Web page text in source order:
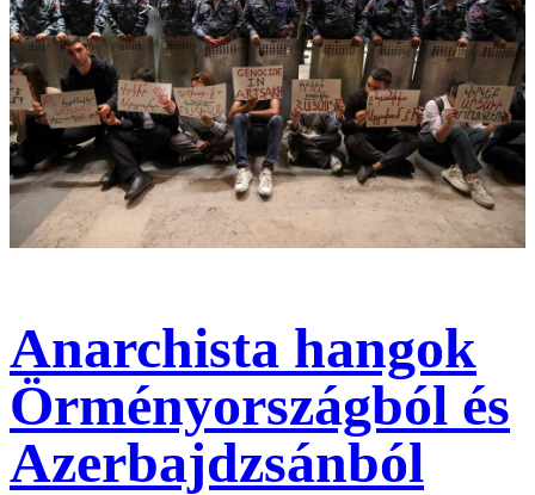
Anarchista hangok
Örményországból és
Azerbajdzsánból